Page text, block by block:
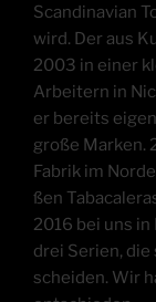
Scan­di­na­vi­an
wird. Der aus
2003 in einer
Arbei­tern in
er bereits
gro­ße Mar­ken.
Fabrik im
ßen
2016 bei uns
drei Seri­en,
schei­den. Wir